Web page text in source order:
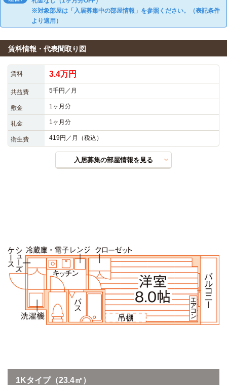
※対象部屋は「入居募集中の部屋情報」を参照ください。（表記条件
より適用）
賃料情報・代表間取り図
賃料 3.4万円
共益費 5千円／月
敷金 1ヶ月分
礼金 1ヶ月分
衛生費 419円／月（税込）
入居募集の部屋情報を見る
1Kタイプ（23.4㎡）